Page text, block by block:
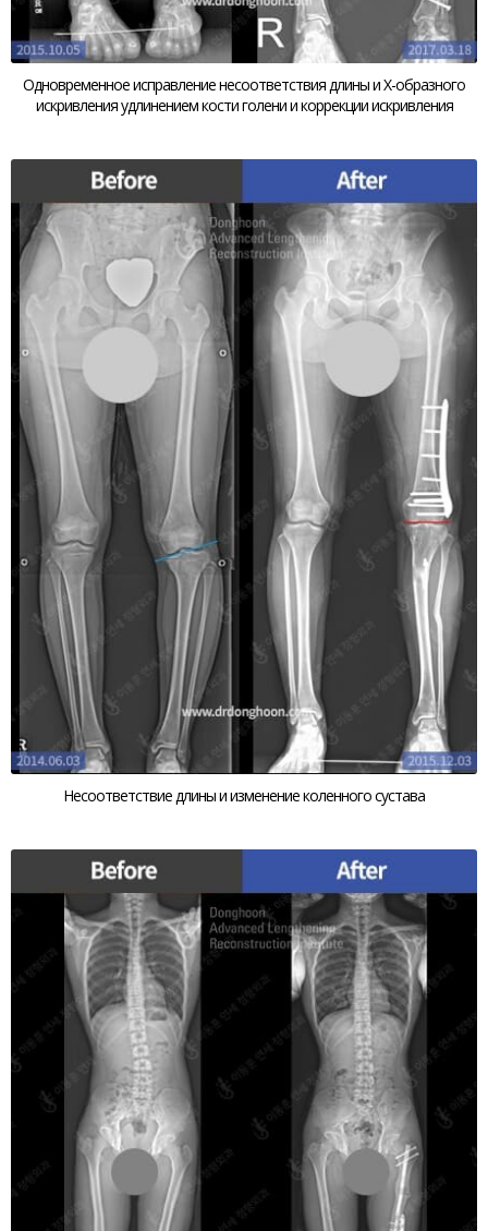
Одновременное исправление несоответствия длины и Х-образного
искривления удлинением кости голени и коррекции искривления
Несоответствие длины и изменение коленного сустава